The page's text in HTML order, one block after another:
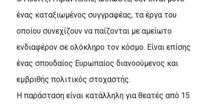
ένας καταξιωμένος συγγραφέας, τα έργα του
οποίου συνεχίζουν να παίζονται με αμείωτο
ενδιαφέρον σε ολόκληρο τον κόσμο. Είναι επίσης
ένας σπουδαίος Ευρωπαίος διανοούμενος και
εμβριθής πολιτικός στοχαστής.
Η παράσταση είναι κατάλληλη για θεατές από 15